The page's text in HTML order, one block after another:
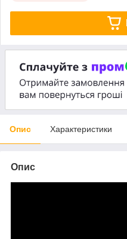
Опис Характеристики
Опис